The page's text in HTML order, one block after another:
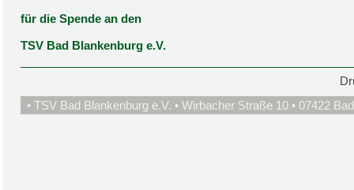
für die Spende an den
TSV Bad Blankenburg e.V.
• TSV Bad Blankenburg e.V. • Wirbacher Straße 10 • 07422